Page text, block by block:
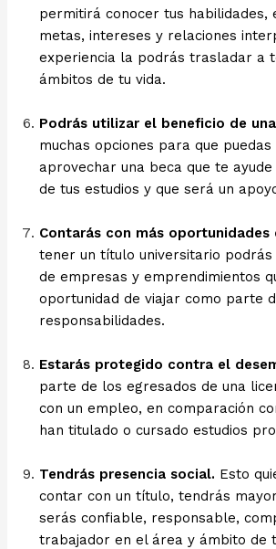
permitirá conocer tus habilidades,
metas, intereses y relaciones
experiencia la podrás trasladar a
ámbitos de tu vida.
Podrás utilizar el beneficio de
muchas opciones para que
aprovechar una beca que te
de tus estudios y que será un
Contarás con más oportunidades
tener un título universitario
de empresas y emprendimientos
oportunidad de viajar como parte
responsabilidades.
Estarás protegido contra el
parte de los egresados de una
con un empleo, en comparación
han titulado o cursado estudios
Tendrás presencia social. Esto
contar con un título, tendrás
serás confiable, responsable,
trabajador en el área y ámbito de